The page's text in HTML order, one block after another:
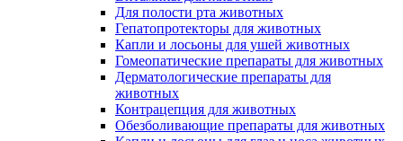
Для полости рта животных
Гепатопротекторы для животных
Капли и лосьоны для ушей животных
Гомеопатические препараты для животных
Дерматологические препараты для
животных
Контрацепция для животных
Обезболивающие препараты для животных